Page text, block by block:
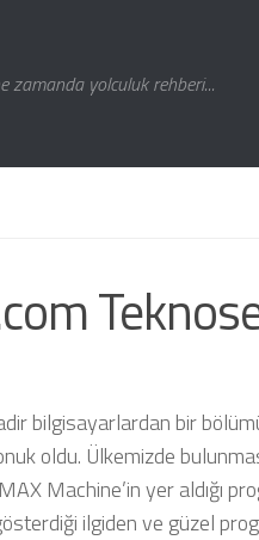
zamanda yolculuk rehberi...
bilgisayarlardan bir
oldu. Ülkemizde
Machine’in yer aldığı
ilgiden ve güzel